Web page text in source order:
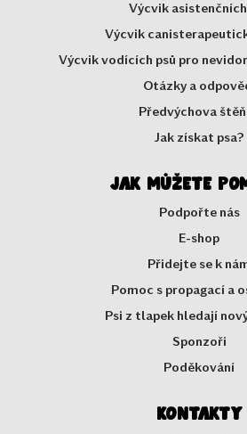
Výcvik asistenčních
Výcvik
Výcvik vodících psů pro
Otázky a
Předvýchova
Jak získat psa?
Jak můžete
Podpořte nás
E-shop
Přidejte se k
Pomoc s propagací a
Psi z tlapek hledají
Sponzoři
Poděkování
Kontakty